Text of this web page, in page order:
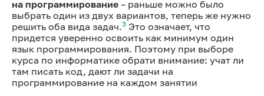
на программирование – раньше можно было
выбрать один из двух вариантов, теперь же нужно
решить оба вида задач.3 Это означает, что
придется уверенно освоить как минимум один
язык программирования. Поэтому при выборе
курса по информатике обрати внимание: учат ли
там писать код, дают ли задачи на
программирование на каждом занятии